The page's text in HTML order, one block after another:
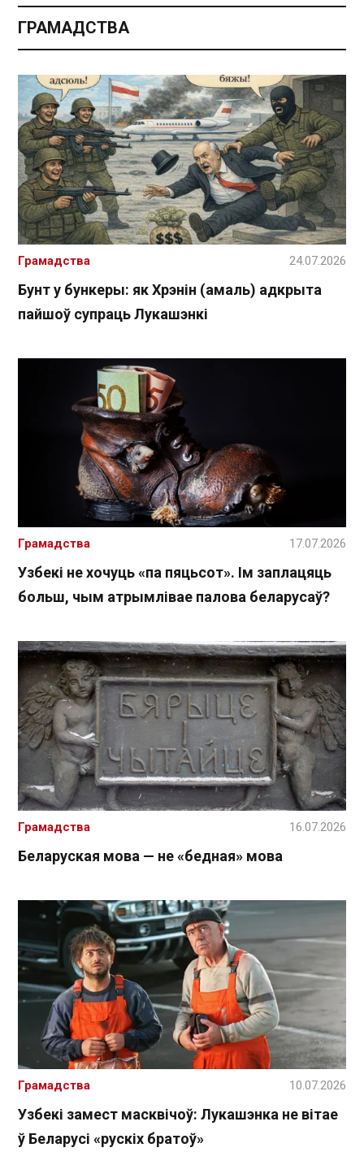
ГРАМАДСТВА
Бунт у бункеры: як Хрэнін (амаль) адкрыта
пайшоў супраць Лукашэнкі
Грамадства 24.07.2026
Узбекі не хочуць «па пяцьсот». Ім заплацяць
больш, чым атрымлівае палова беларусаў?
Грамадства 17.07.2026
Беларуская мова — не «бедная» мова
Грамадства 16.07.2026
Узбекі замест масквічоў: Лукашэнка не вітае
ў Беларусі «рускіх братоў»
Грамадства 10.07.2026